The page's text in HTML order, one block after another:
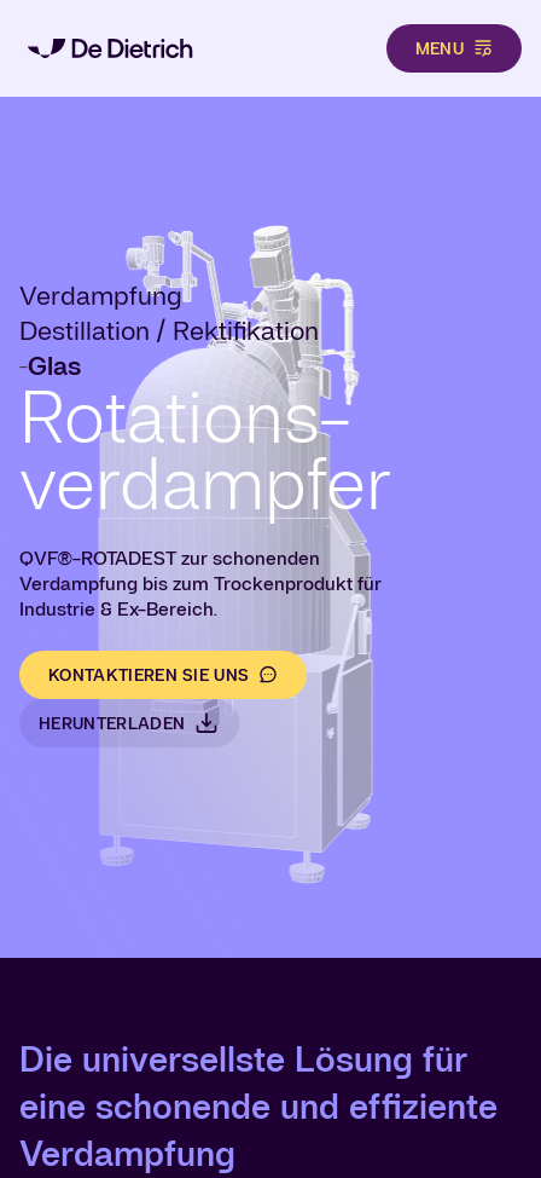
MENU
Verdampfung
Destillation / Rektifikation
-Glas
Rotations-
verdampfer
QVF®-ROTADEST zur schonenden
Verdampfung bis zum Trockenprodukt für
Industrie & Ex-Bereich.
KONTAKTIEREN SIE UNS
HERUNTERLADEN
Die universellste Lösung für
eine schonende und effiziente
Verdampfung